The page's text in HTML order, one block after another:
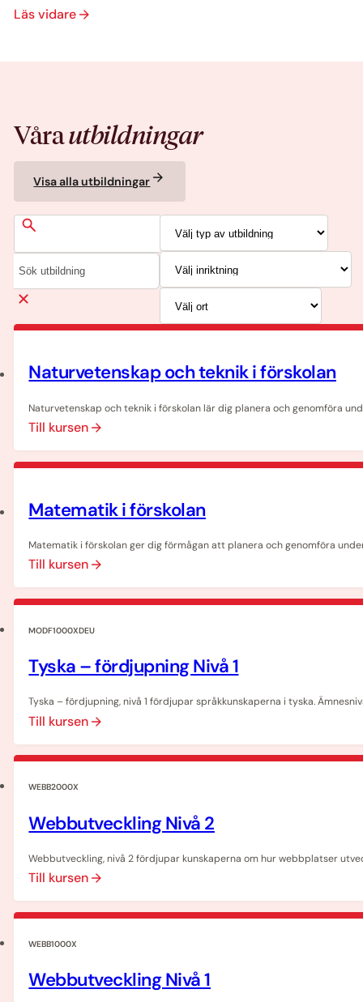
Läs vidare
Vårautbildningar
Visa alla utbildningar
Naturvetenskap och teknik i förskolan
Naturvetenskap och teknik i förskolan lär dig planera och genomföra
Till kursen
Matematik i förskolan
Matematik i förskolan ger dig förmågan att planera och genomföra
Till kursen
MODF1000XDEU
Tyska – fördjupning Nivå 1
Tyska – fördjupning, nivå 1 fördjupar språkkunskaperna i tyska.
Till kursen
WEBB2000X
Webbutveckling Nivå 2
Webbutveckling, nivå 2 fördjupar kunskaperna om hur webbplatser
Till kursen
WEBB1000X
Webbutveckling Nivå 1